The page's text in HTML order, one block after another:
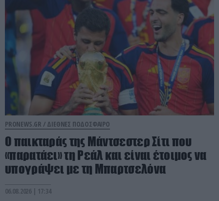
PRONEWS.GR / ΔΙΕΘΝΕΣ ΠΟΔΟΣΦΑΙΡΟ
Ο παικταράς της Μάντσεστερ Σίτι που
«παρατάει» τη Ρεάλ και είναι έτοιμος να
υπογράψει με τη Μπαρτσελόνα
06.08.2026 | 17:34